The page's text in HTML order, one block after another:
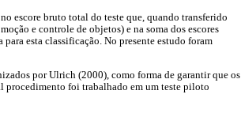
escore bruto total do teste que, quando transferido
e controle de objetos) e na soma dos escores
esta classificação. No presente estudo foram
por Ulrich (2000), como forma de garantir que os
procedimento foi trabalhado em um teste piloto